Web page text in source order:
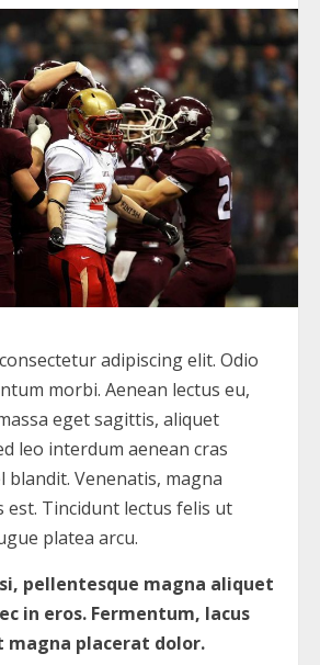
adipiscing elit. Odio
morbi. Aenean lectus eu,
eget sagittis, aliquet
leo interdum aenean cras
blandit. Venenatis, magna
Tincidunt lectus felis ut
platea arcu.
pellentesque magna aliquet
in eros. Fermentum, lacus
magna placerat dolor.